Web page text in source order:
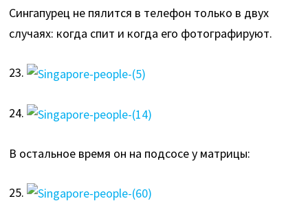
Сингапурец не пялится в телефон только в двух
случаях: когда спит и когда его фотографируют.
23.
24.
В остальное время он на подсосе у матрицы:
25.